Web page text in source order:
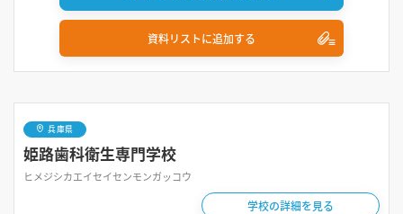
資料リストに追加する
兵庫県
姫路歯科衛生専門学校
ヒメジシカエイセイセンモンガッコウ
学校の詳細を見る